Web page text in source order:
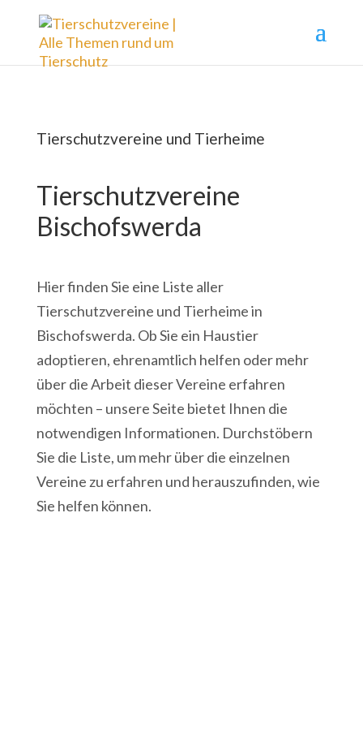
Tierschutzvereine und Tierheime
Tierschutzvereine
Bischofswerda
Hier finden Sie eine Liste aller
Tierschutzvereine und Tierheime in
Bischofswerda. Ob Sie ein Haustier
adoptieren, ehrenamtlich helfen oder mehr
über die Arbeit dieser Vereine erfahren
möchten – unsere Seite bietet Ihnen die
notwendigen Informationen. Durchstöbern
Sie die Liste, um mehr über die einzelnen
Vereine zu erfahren und herauszufinden, wie
Sie helfen können.